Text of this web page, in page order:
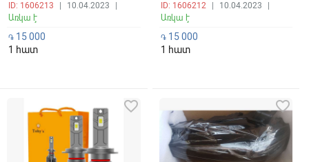
ID: 1606213 10.04.2023
Առկա է
֏ 15 000
1 հատ
ID: 1606212 10.04.2023
Առկա է
֏15 000
1 հատ
favorite_border favorite_border